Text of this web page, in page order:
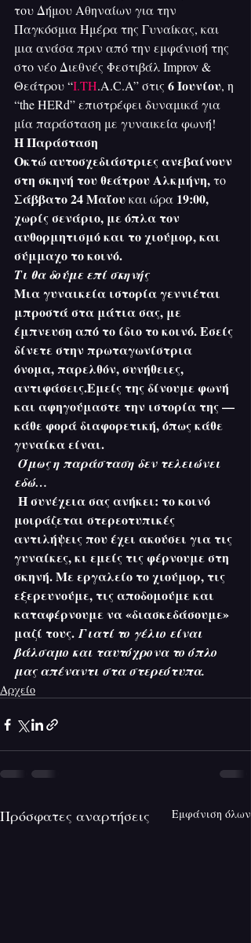
του Δήμου Αθηναίων για την
Παγκόσμια Ημέρα της Γυναίκας, και
μια ανάσα πριν από την εμφάνισή της
στο νέο Διεθνές Φεστιβάλ Improv &
Θεάτρου “I.TH.A.C.A” στις 6 Ιουνίου, η
“the HERd” επιστρέφει δυναμικά για
μία παράσταση με γυναικεία φωνή!
Η Παράσταση
Οκτώ αυτοσχεδιάστριες ανεβαίνουν
στη σκηνή του θεάτρου Αλκμήνη, το
Σάββατο 24 Μαΐου και ώρα 19:00,
χωρίς σενάριο, με όπλα τον
αυθορμητισμό και το χιούμορ, και
σύμμαχο το κοινό.
Τι θα δούμε επί σκηνής
Μια γυναικεία ιστορία γεννιέται
μπροστά στα μάτια σας, με
έμπνευση από το ίδιο το κοινό. Εσείς
δίνετε στην πρωταγωνίστρια
όνομα, παρελθόν, συνήθειες,
αντιφάσεις.Εμείς της δίνουμε φωνή
και αφηγούμαστε την ιστορία της —
κάθε φορά διαφορετική, όπως κάθε
γυναίκα είναι.
Όμως η παράσταση δεν τελειώνει
εδώ…
Η συνέχεια σας ανήκει: το κοινό
μοιράζεται στερεοτυπικές
αντιλήψεις που έχει ακούσει για τις
γυναίκες, κι εμείς τις φέρνουμε στη
σκηνή. Με εργαλείο το χιούμορ, τις
εξερευνούμε, τις αποδομούμε και
καταφέρνουμε να «διασκεδάσουμε»
μαζί τους. Γιατί το γέλιο είναι
βάλσαμο και ταυτόχρονα το όπλο
μας απέναντι στα στερεότυπα.
Αρχείο
Πρόσφατες αναρτήσεις Εμφάνιση όλων